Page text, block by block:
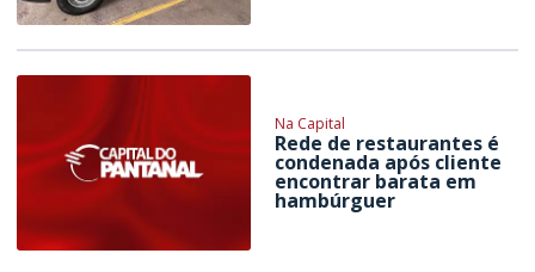
Na Capital
Rede de restaurantes é
condenada após cliente
encontrar barata em
hambúrguer